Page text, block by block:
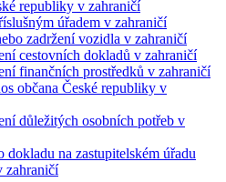
republiky v zahraničí
úřadem v zahraničí
zadržení vozidla v zahraničí
cestovních dokladů v zahraničí
finančních prostředků v zahraničí
občana České republiky v
důležitých osobních potřeb v
dokladu na zastupitelském úřadu
zahraničí